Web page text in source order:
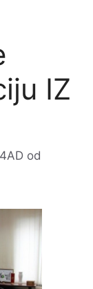
IZ
od